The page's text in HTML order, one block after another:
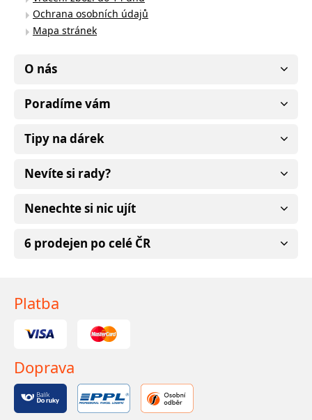
Ochrana osobních údajů
Mapa stránek
O nás
Poradíme vám
Tipy na dárek
Nevíte si rady?
Nenechte si nic ujít
6 prodejen po celé ČR
Platba
Doprava